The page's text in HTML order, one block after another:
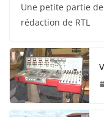
Une petite partie
rédaction de